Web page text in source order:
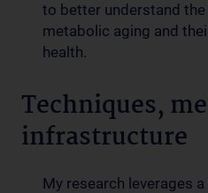
to better understand
metabolic aging and
health.
Techniques,
infrastructure
My research leverages